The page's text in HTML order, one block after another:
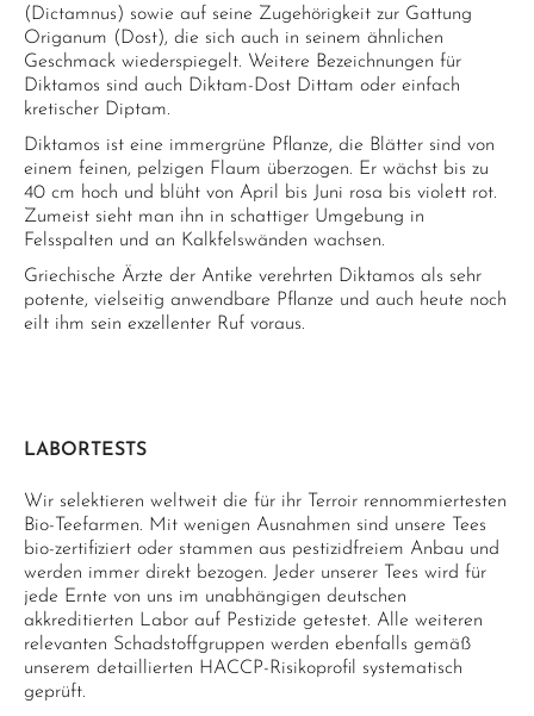
(Dictamnus) sowie auf seine Zugehörigkeit zur Gattung
Origanum (Dost), die sich auch in seinem ähnlichen
Geschmack wiederspiegelt. Weitere Bezeichnungen für
Diktamos sind auch Diktam-Dost Dittam oder einfach
kretischer Diptam.
Diktamos ist eine immergrüne Pflanze, die Blätter sind von
einem feinen, pelzigen Flaum überzogen. Er wächst bis zu
40 cm hoch und blüht von April bis Juni rosa bis violett rot.
Zumeist sieht man ihn in schattiger Umgebung in
Felsspalten und an Kalkfelswänden wachsen.
Griechische Ärzte der Antike verehrten Diktamos als sehr
potente, vielseitig anwendbare Pflanze und auch heute noch
eilt ihm sein exzellenter Ruf voraus.
LABORTESTS
Wir selektieren weltweit die für ihr Terroir rennommiertesten
Bio-Teefarmen. Mit wenigen Ausnahmen sind unsere Tees
bio-zertifiziert oder stammen aus pestizidfreiem Anbau und
werden immer direkt bezogen. Jeder unserer Tees wird für
jede Ernte von uns im unabhängigen deutschen
akkreditierten Labor auf Pestizide getestet. Alle weiteren
relevanten Schadstoffgruppen werden ebenfalls gemäß
unserem detaillierten HACCP-Risikoprofil systematisch
geprüft.